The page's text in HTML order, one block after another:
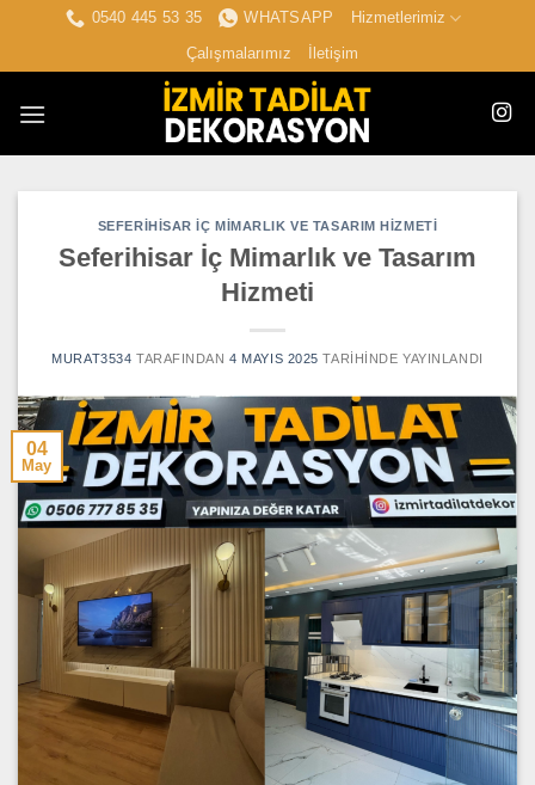
0540 445 53 35 WHATSAPP
Hizmetlerimiz
Çalışmalarımız
İletişim
SEFERIHISAR İÇ MIMARLIK VE TASARIM HIZMETI
Seferihisar İç Mimarlık ve Tasarım
Hizmeti
MURAT3534 TARAFINDAN 4 MAYIS 2025 TARIHINDE YAYINLANDI
04
May